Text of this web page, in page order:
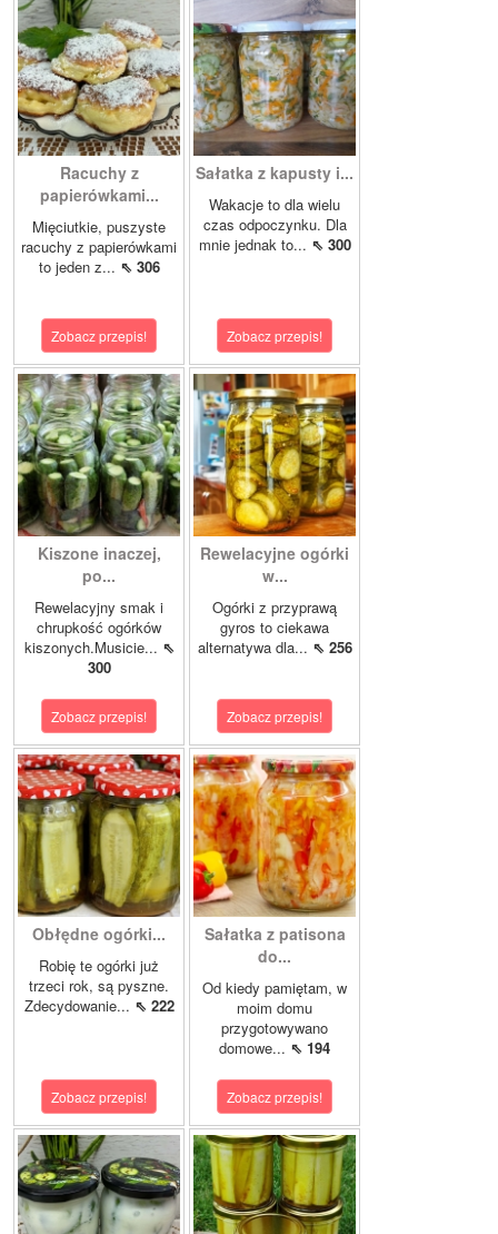
Racuchy z
papierówkami...
Mięciutkie, puszyste
racuchy z papierówkami
to jeden z... ⇖ 306
Zobacz przepis!
Sałatka z kapusty i...
Wakacje to dla wielu
czas odpoczynku. Dla
mnie jednak to... ⇖ 300
Zobacz przepis!
Kiszone inaczej,
po...
Rewelacyjny smak i
chrupkość ogórków
kiszonych.Musicie... ⇖
300
Zobacz przepis!
Rewelacyjne ogórki
w...
Ogórki z przyprawą
gyros to ciekawa
alternatywa dla... ⇖ 256
Zobacz przepis!
Obłędne ogórki...
Robię te ogórki już
trzeci rok, są pyszne.
Zdecydowanie... ⇖ 222
Zobacz przepis!
Sałatka z patisona
do...
Od kiedy pamiętam, w
moim domu
przygotowywano
domowe... ⇖ 194
Zobacz przepis!